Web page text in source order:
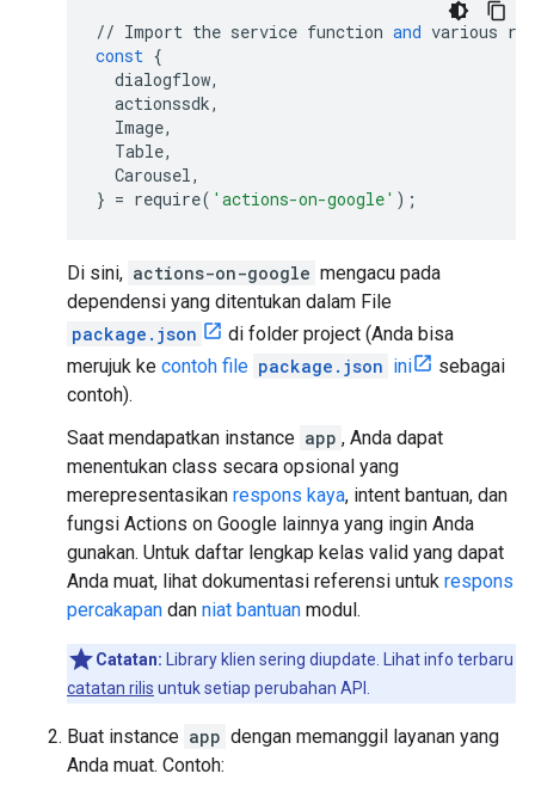
// Import the service function and various
const {
dialogflow,
actionssdk,
Image,
Table,
Carousel,
} = require( 'actions-on-google' );
Di sini, actions-on-google mengacu pada
dependensi yang ditentukan dalam File
package.json
di folder project (Anda bisa
merujuk ke contoh file package.json ini
sebagai
contoh).
Saat mendapatkan instance app , Anda dapat
menentukan class secara opsional yang
merepresentasikan respons kaya, intent bantuan, dan
fungsi Actions on Google lainnya yang ingin Anda
gunakan. Untuk daftar lengkap kelas valid yang dapat
Anda muat, lihat dokumentasi referensi untuk respons
percakapan dan niat bantuan modul.
Catatan: Library klien sering diupdate. Lihat info terbaru
catatan rilis untuk setiap perubahan API.
Buat instance app dengan memanggil layanan yang
Anda muat. Contoh: